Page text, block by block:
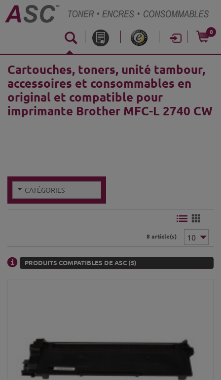
0
Cartouches, toners, unité tambour,
accessoires et consommables en
original et compatible pour
imprimante Brother MFC-L 2740 CW
CATÉGORIES
8 article(s)
PRODUITS COMPATIBLES DE ASC (5)